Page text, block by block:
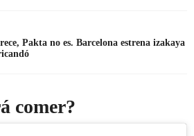
Pakta no es. Barcelona estrena izakaya
comer?